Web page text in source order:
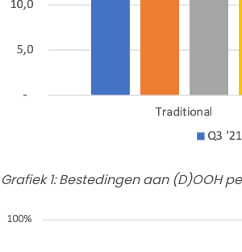
Grafiek 1: Bestedingen aan (D)OOH